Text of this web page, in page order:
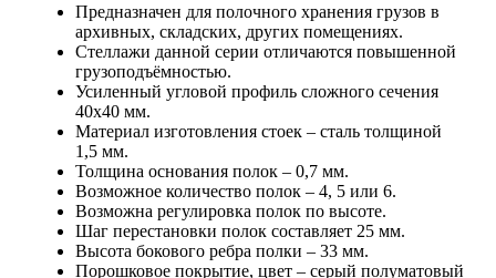
Предназначен для полочного хранения грузов в
архивных, складских, других помещениях.
Стеллажи данной серии отличаются повышенной
грузоподъёмностью.
Усиленный угловой профиль сложного сечения
40х40 мм.
Материал изготовления стоек – сталь толщиной
1,5 мм.
Толщина основания полок – 0,7 мм.
Возможное количество полок – 4, 5 или 6.
Возможна регулировка полок по высоте.
Шаг перестановки полок составляет 25 мм.
Высота бокового ребра полки – 33 мм.
Порошковое покрытие, цвет – серый полуматовый